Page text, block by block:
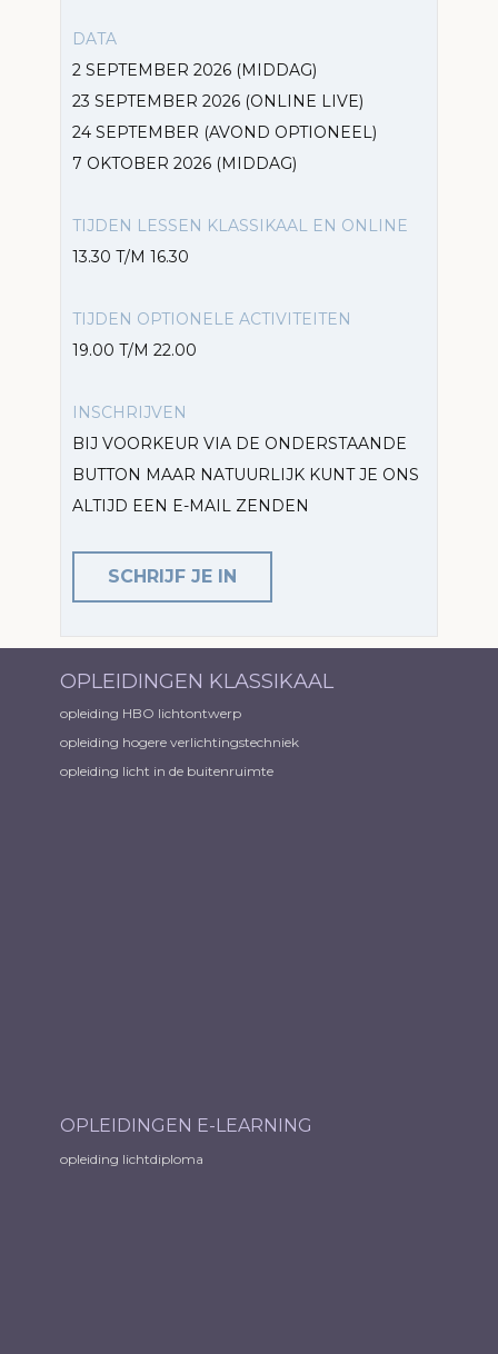
DATA
2 SEPTEMBER 2026 (MIDDAG)
23 SEPTEMBER 2026 (ONLINE LIVE)
24 SEPTEMBER (AVOND OPTIONEEL)
7 OKTOBER 2026 (MIDDAG)
TIJDEN LESSEN KLASSIKAAL EN ONLINE
13.30 T/M 16.30
TIJDEN OPTIONELE ACTIVITEITEN
19.00 T/M 22.00
INSCHRIJVEN
BIJ VOORKEUR VIA DE ONDERSTAANDE
BUTTON MAAR NATUURLIJK KUNT JE ONS
ALTIJD EEN E-MAIL ZENDEN
SCHRIJF JE IN
OPLEIDINGEN KLASSIKAAL
opleiding HBO lichtontwerp
opleiding hogere verlichtingstechniek
opleiding licht in de buitenruimte
OPLEIDINGEN E-LEARNING
opleiding lichtdiploma